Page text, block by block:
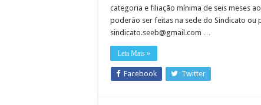
categoria e filiação mínima de seis meses
poderão ser feitas na sede do Sindicato ou
sindicato.seeb@gmail.com …
Leia Mais »
Facebook Twitter